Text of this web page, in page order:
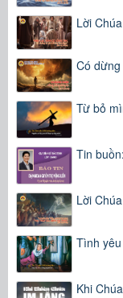
Lời
Có
Từ bỏ
Tin
Lời
Tình
Khi